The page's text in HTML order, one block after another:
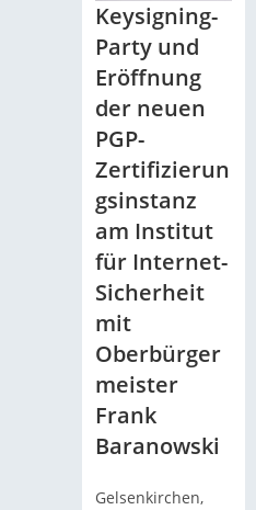
Keysigning-
Party und
Eröffnung
der neuen
PGP-
Zertifizierun
gsinstanz
am Institut
für Internet-
Sicherheit
mit
Oberbürger
meister
Frank
Baranowski
Gelsenkirchen,